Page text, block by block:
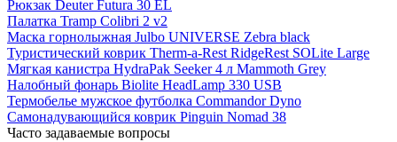
Рюкзак Deuter Futura 30 EL
Палатка Tramp Colibri 2 v2
Маска горнолыжная Julbo UNIVERSE Zebra black
Туристический коврик Therm-a-Rest RidgeRest SOLite Large
Мягкая канистра HydraPak Seeker 4 л Mammoth Grey
Налобный фонарь Biolite HeadLamp 330 USB
Термобелье мужское футболка Commandor Dyno
Самонадувающийся коврик Pinguin Nomad 38
Часто задаваемые вопросы